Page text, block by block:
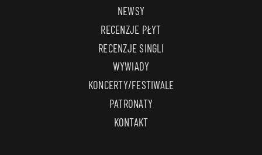
NEWSY
RECENZJE PŁYT
RECENZJE SINGLI
WYWIADY
KONCERTY/FESTIWALE
PATRONATY
KONTAKT